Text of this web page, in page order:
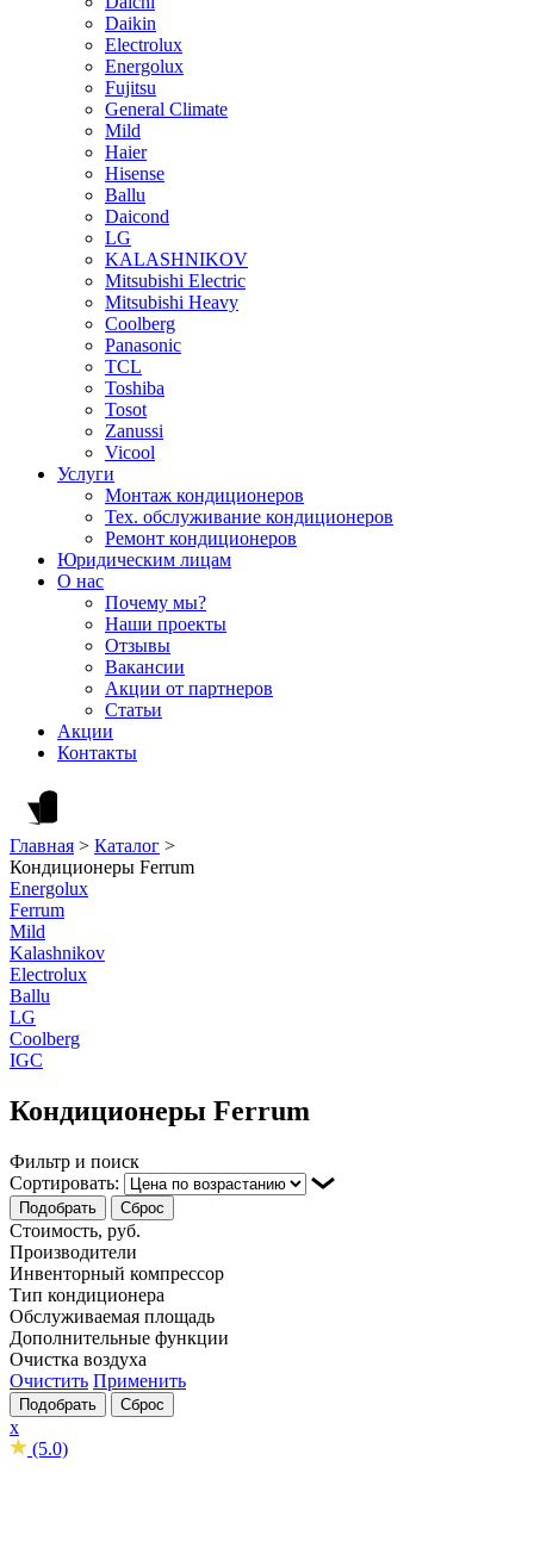
Daikin
Electrolux
Energolux
Fujitsu
General Climate
Mild
Haier
Hisense
Ballu
Daicond
LG
KALASHNIKOV
Mitsubishi Electric
Mitsubishi Heavy
Сoolberg
Panasonic
TCL
Toshiba
Tosot
Zanussi
Vicool
Услуги
Монтаж кондиционеров
Тех. обслуживание кондиционеров
Ремонт кондиционеров
Юридическим лицам
О нас
Почему мы?
Наши проекты
Отзывы
Вакансии
Акции от партнеров
Статьи
Акции
Контакты
Главная > Каталог >
Кондиционеры Ferrum
Energolux
Ferrum
Mild
Kalashnikov
Electrolux
Ballu
LG
Coolberg
IGC
Кондиционеры Ferrum
Фильтр и поиск
Сортировать:
Подобрать Сброс
Стоимость, руб.
Производители
Инвенторный компрессор
Тип кондиционера
Обслуживаемая площадь
Дополнительные функции
Очистка воздуха
Очистить Применить
Подобрать Сброс
x
(5.0)